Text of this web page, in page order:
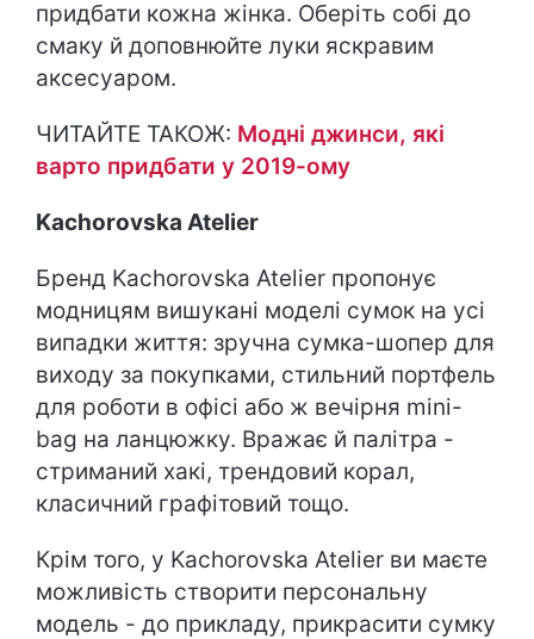
придбати кожна жінка. Оберіть собі до
смаку й доповнюйте луки яскравим
аксесуаром.
ЧИТАЙТЕ ТАКОЖ: Модні джинси, які
варто придбати у 2019-ому
Kachorovska Atelier
Бренд Kachorovska Atelier пропонує
модницям вишукані моделі сумок на усі
випадки життя: зручна сумка-шопер для
виходу за покупками, стильний портфель
для роботи в офісі або ж вечірня mini-
bag на ланцюжку. Вражає й палітра -
стриманий хакі, трендовий корал,
класичний графітовий тощо.
Крім того, у Kachorovska Atelier ви маєте
можливість створити персональну
модель - до прикладу, прикрасити сумку